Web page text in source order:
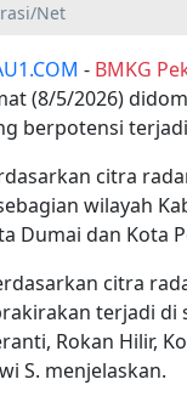
Net
- BMKG
(8/5/2026)
berpotensi
citra
wilayah
Dumai dan Kota
citra
terjadi di
Rokan Hilir,
S. menjelaskan.